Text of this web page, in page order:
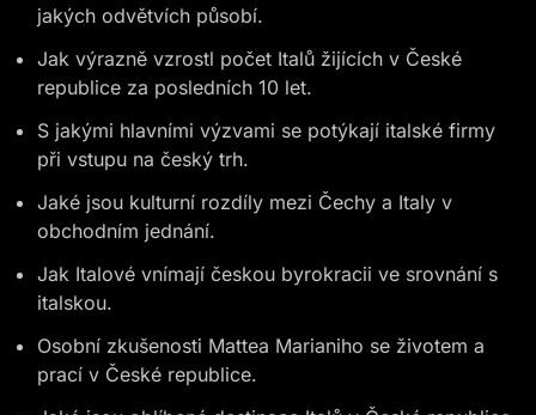
jakých odvětvích působí.
Jak výrazně vzrostl počet Italů žijících v České
republice za posledních 10 let.
S jakými hlavními výzvami se potýkají italské firmy
při vstupu na český trh.
Jaké jsou kulturní rozdíly mezi Čechy a Italy v
obchodním jednání.
Jak Italové vnímají českou byrokracii ve srovnání s
italskou.
Osobní zkušenosti Mattea Marianiho se životem a
prací v České republice.